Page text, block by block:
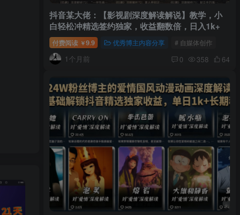
抖音某大佬：【影视剧深度解读解说】教学，小
白轻松冲精选签约独家，收益翻数倍，日入1k+
付费阅读 ￥9.9 优秀博主内容分享 # 自媒体创作
1个月前 0 358 64